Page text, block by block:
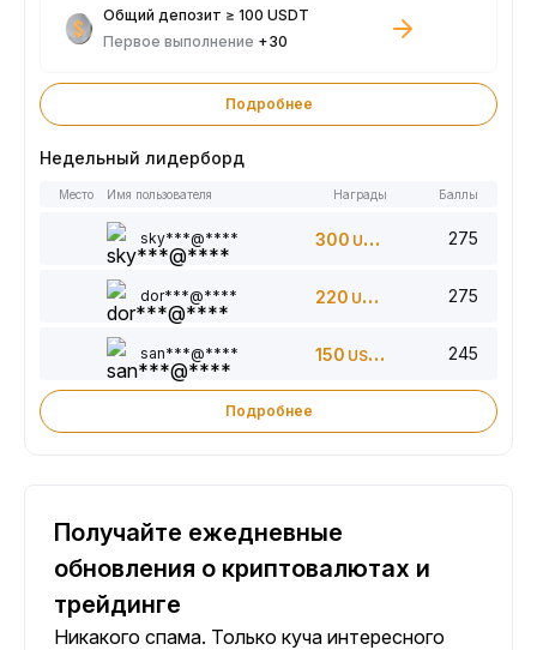
Общий депозит ≥ 100 USDT
Первое выполнение +30
Подробнее
Недельный лидерборд
Место Имя пользователя Награды Баллы
sky***@**** 300 USDT 275
dor***@**** 220 USDT 275
san***@**** 150 USDT 245
Подробнее
Получайте ежедневные
обновления о криптовалютах и
трейдинге
Никакого спама. Только куча интересного